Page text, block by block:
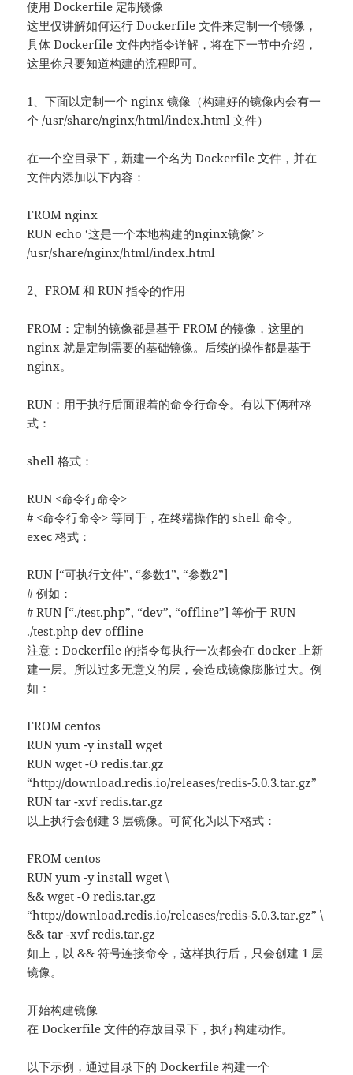
使用 Dockerfile 定制镜像
这里仅讲解如何运行 Dockerfile 文件来定制一个镜像，
具体 Dockerfile 文件内指令详解，将在下一节中介绍，
这里你只要知道构建的流程即可。
1、下面以定制一个 nginx 镜像（构建好的镜像内会有一
个 /usr/share/nginx/html/index.html 文件）
在一个空目录下，新建一个名为 Dockerfile 文件，并在
文件内添加以下内容：
FROM nginx
RUN echo ‘这是一个本地构建的nginx镜像’ >
/usr/share/nginx/html/index.html
2、FROM 和 RUN 指令的作用
FROM：定制的镜像都是基于 FROM 的镜像，这里的
nginx 就是定制需要的基础镜像。后续的操作都是基于
nginx。
RUN：用于执行后面跟着的命令行命令。有以下俩种格
式：
shell 格式：
RUN <命令行命令>
# <命令行命令> 等同于，在终端操作的 shell 命令。
exec 格式：
RUN [“可执行文件”, “参数1”, “参数2”]
# 例如：
# RUN [“./test.php”, “dev”, “offline”] 等价于 RUN
./test.php dev offline
注意：Dockerfile 的指令每执行一次都会在 docker 上新
建一层。所以过多无意义的层，会造成镜像膨胀过大。例
如：
FROM centos
RUN yum -y install wget
RUN wget -O redis.tar.gz
“http://download.redis.io/releases/redis-5.0.3.tar.gz”
RUN tar -xvf redis.tar.gz
以上执行会创建 3 层镜像。可简化为以下格式：
FROM centos
RUN yum -y install wget \
&& wget -O redis.tar.gz
“http://download.redis.io/releases/redis-5.0.3.tar.gz” \
&& tar -xvf redis.tar.gz
如上，以 && 符号连接命令，这样执行后，只会创建 1 层
镜像。
开始构建镜像
在 Dockerfile 文件的存放目录下，执行构建动作。
以下示例，通过目录下的 Dockerfile 构建一个